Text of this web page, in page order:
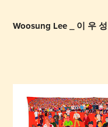
Woosung Lee _ 이 우 성